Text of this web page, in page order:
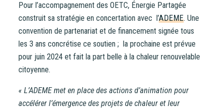
Pour l’accompagnement des OETC, Énergie Partagée
construit sa stratégie en concertation avec l’ADEME. Une
convention de partenariat et de financement signée tous
les 3 ans concrétise ce soutien ; la prochaine est prévue
pour juin 2024 et fait la part belle à la chaleur renouvelable
citoyenne.
« L’ADEME met en place des actions d’animation pour
accélérer l’émergence des projets de chaleur et leur